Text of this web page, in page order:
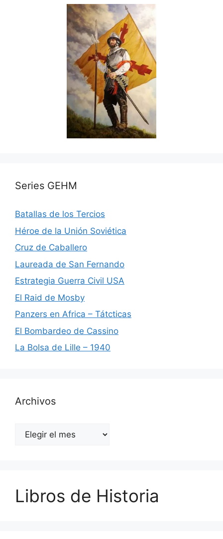
Series GEHM
Batallas de los Tercios
Héroe de la Unión Soviética
Cruz de Caballero
Laureada de San Fernando
Estrategia Guerra Civil USA
El Raid de Mosby
Panzers en Africa – Tátcticas
El Bombardeo de Cassino
La Bolsa de Lille – 1940
Archivos
Archivos
Libros de Historia